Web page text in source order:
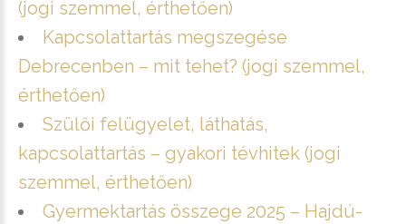
(jogi szemmel, érthetően)
Kapcsolattartás megszegése
Debrecenben – mit tehet? (jogi szemmel,
érthetően)
Szülői felügyelet, láthatás,
kapcsolattartás – gyakori tévhitek (jogi
szemmel, érthetően)
Gyermektartás összege 2025 – Hajdú-